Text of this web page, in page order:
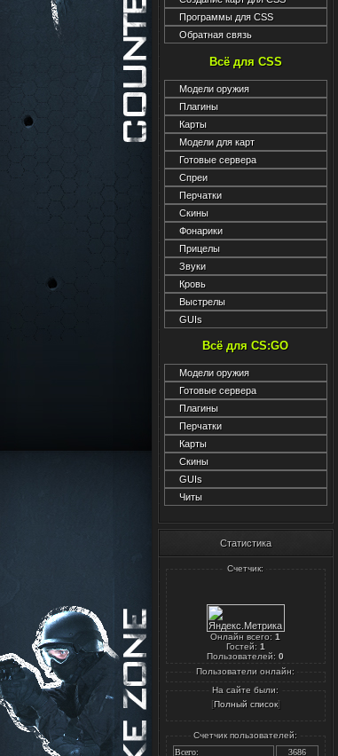
Программы для CSS
Обратная связь
Всё для CSS
Модели оружия
Плагины
Карты
Модели для карт
Готовые сервера
Спреи
Перчатки
Скины
Фонарики
Прицелы
Звуки
Кровь
Выстрелы
GUIs
Всё для CS:GO
Модели оружия
Готовые сервера
Плагины
Перчатки
Карты
Скины
GUIs
Читы
Статистика
Счетчик:
Онлайн всего: 1
Гостей: 1
Пользователей: 0
Пользователи онлайн:
На сайте были:
[Полный список]
Счетчик пользователей:
Всего:
3686